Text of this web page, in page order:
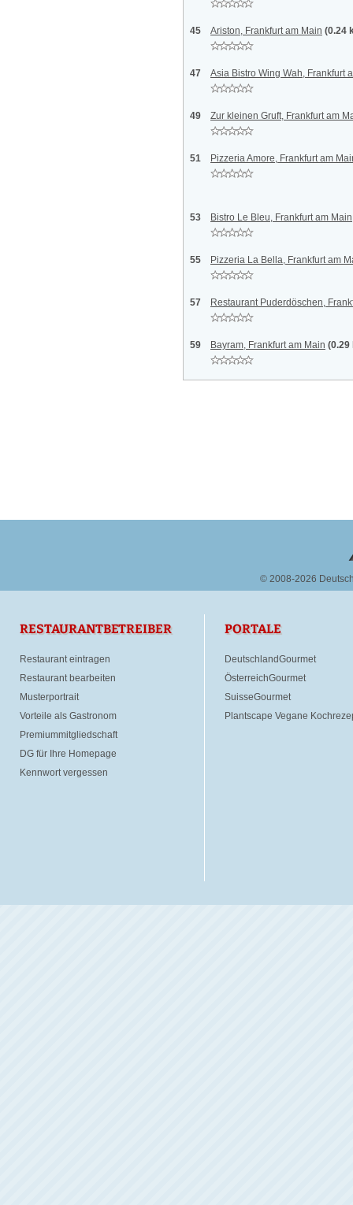
45 Ariston, Frankfurt am Main (0.24
47 Asia Bistro Wing Wah, Frankfurt
49 Zur kleinen Gruft, Frankfurt am
51 Pizzeria Amore, Frankfurt am
53 Bistro Le Bleu, Frankfurt am Main
55 Pizzeria La Bella, Frankfurt am
57 Restaurant Puderdöschen,
59 Bayram, Frankfurt am Main (0.29
© 2008-2026
RESTAURANTBETREIBER
Restaurant eintragen
Restaurant bearbeiten
Musterportrait
Vorteile als Gastronom
Premiummitgliedschaft
DG für Ihre Homepage
Kennwort vergessen
PORTALE
DeutschlandGourmet
ÖsterreichGourmet
SuisseGourmet
Plantscape Vegane